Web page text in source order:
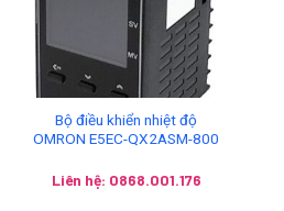
Bộ điều khiển nhiệt độ
OMRON E5EC-QX2ASM-800
Liên hệ: 0868.001.176